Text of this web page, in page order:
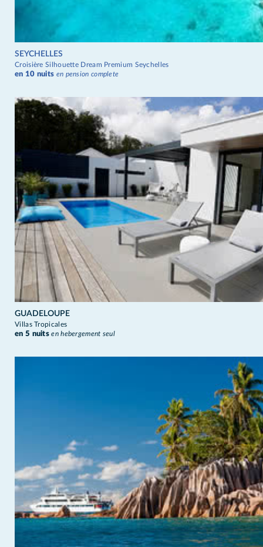
SEYCHELLES
Croisière Silhouette Dream Premium Seychelles
en 10 nuits en pension complete
GUADELOUPE
Villas Tropicales
en 5 nuitsen hebergement seul